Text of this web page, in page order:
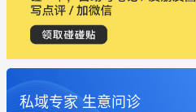
私域专家 生意问诊